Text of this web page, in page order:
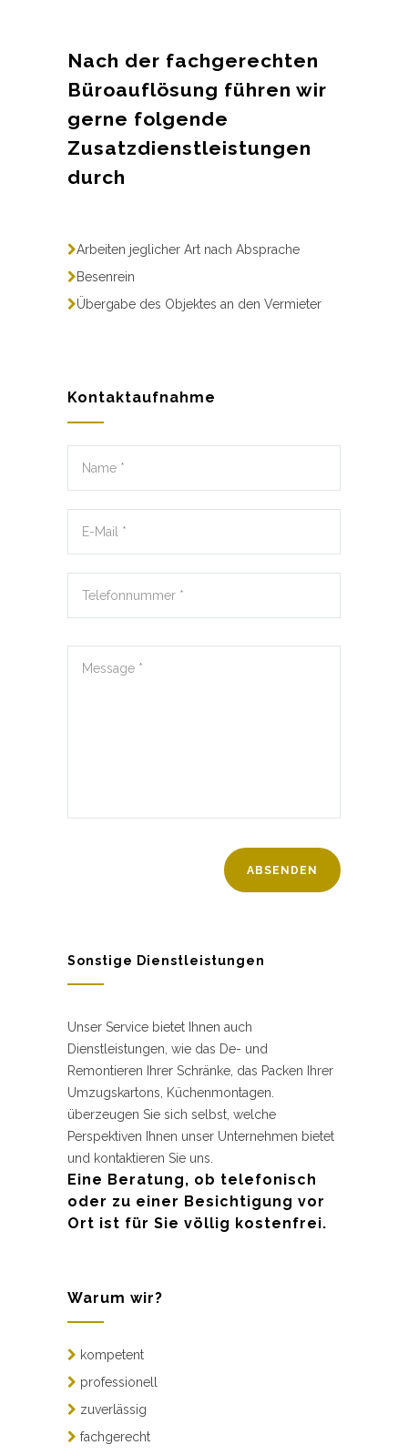
Nach der fachgerechten
Büroauflösung führen wir
gerne folgende
Zusatzdienstleistungen
durch
Arbeiten jeglicher Art nach Absprache
Besenrein
Übergabe des Objektes an den Vermieter
Kontaktaufnahme
Sonstige Dienstleistungen
Unser Service bietet Ihnen auch
Dienstleistungen, wie das De- und
Remontieren Ihrer Schränke, das Packen Ihrer
Umzugskartons, Küchenmontagen.
überzeugen Sie sich selbst, welche
Perspektiven Ihnen unser Unternehmen bietet
und kontaktieren Sie uns.
Eine Beratung, ob telefonisch
oder zu einer Besichtigung vor
Ort ist für Sie völlig kostenfrei.
Warum wir?
kompetent
professionell
zuverlässig
fachgerecht